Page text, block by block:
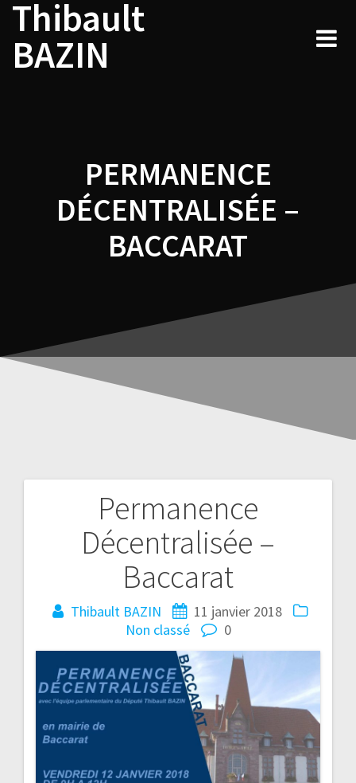
Skip
content
Thibault
BAZIN
PERMANENCE
DÉCENTRALISÉE –
BACCARAT
Permanence
Décentralisée –
Baccarat
Thibault BAZIN
11 janvier 2018
Non classé
0
Navigation
de